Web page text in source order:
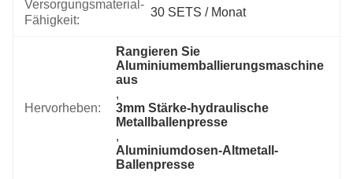
Versorgungsmaterial-
Fähigkeit:
30 SETS / Monat
Hervorheben:
Rangieren Sie
Aluminiumemballierungsmaschine
aus
,
3mm Stärke-hydraulische
Metallballenpresse
,
Aluminiumdosen-Altmetall-
Ballenpresse